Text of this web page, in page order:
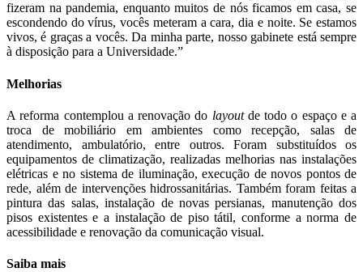
fizeram na pandemia, enquanto muitos de nós ficamos em casa, se
escondendo do vírus, vocês meteram a cara, dia e noite. Se estamos
vivos, é graças a vocês. Da minha parte, nosso gabinete está sempre
à disposição para a Universidade.”
Melhorias
A reforma contemplou a renovação do layoutde todo o espaço e a
troca de mobiliário em ambientes como recepção, salas de
atendimento, ambulatório, entre outros. Foram substituídos os
equipamentos de climatização, realizadas melhorias nas instalações
elétricas e no sistema de iluminação, execução de novos pontos de
rede, além de intervenções hidrossanitárias. Também foram feitas a
pintura das salas, instalação de novas persianas, manutenção dos
pisos existentes e a instalação de piso tátil, conforme a norma de
acessibilidade e renovação da comunicação visual.
Saiba mais